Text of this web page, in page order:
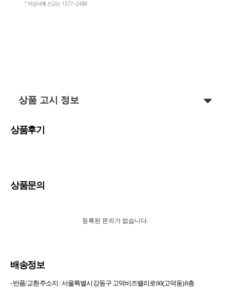
상품 고시 정보
상품후기
상품문의
등록된 문의가 없습니다.
배송정보
- 반품/교환 주소지 :서울특별시 강동구 고덕비즈밸리로 60(고덕동) 8층